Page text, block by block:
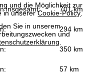
und die Möglichkeit zur
in unsererCookie-Policy.
Sie in unserem
und
insgesamt: 701 km
294 km
350 km
57 km